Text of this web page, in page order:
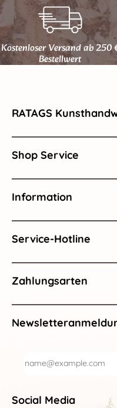
Kostenloser Versand ab 250
Bestellwert
RATAGS
Shop Service
Information
Service-Hotline
Zahlungsarten
Social Media